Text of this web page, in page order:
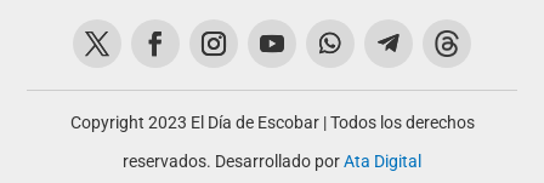
Copyright 2023 El Día de Escobar | Todos los derechos
reservados. Desarrollado porAta Digital